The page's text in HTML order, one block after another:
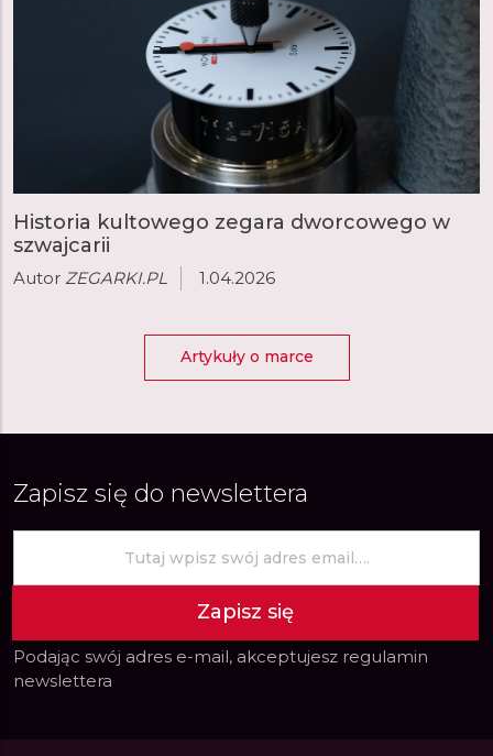
Historia kultowego zegara dworcowego w
szwajcarii
Autor ZEGARKI.PL 1.04.2026
Artykuły o marce
Zapisz się do newslettera
Zapisz się
Podając swój adres e-mail, akceptujesz regulamin
newslettera